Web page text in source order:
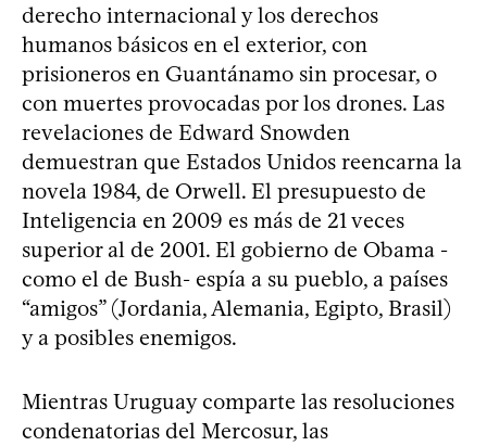
derecho internacional y los derechos
humanos básicos en el exterior, con
prisioneros en Guantánamo sin procesar, o
con muertes provocadas por los drones. Las
revelaciones de Edward Snowden
demuestran que Estados Unidos reencarna la
novela 1984, de Orwell. El presupuesto de
Inteligencia en 2009 es más de 21 veces
superior al de 2001. El gobierno de Obama -
como el de Bush- espía a su pueblo, a países
“amigos” (Jordania, Alemania, Egipto, Brasil)
y a posibles enemigos.
Mientras Uruguay comparte las resoluciones
condenatorias del Mercosur, las